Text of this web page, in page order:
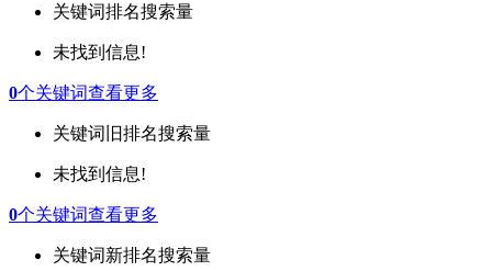
关键词排名搜索量
未找到信息!
0个关键词查看更多
关键词 旧排名搜索量
未找到信息!
0个关键词查看更多
关键词新排名搜索量